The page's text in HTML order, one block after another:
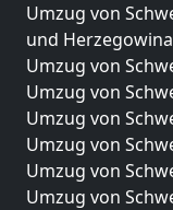
Umzug von
und Herzegowina
Umzug von
Umzug von
Umzug von
Umzug von
Umzug von
Umzug von